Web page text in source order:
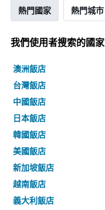
熱門國家 熱門城市
我們使用者搜索的國家
澳洲飯店
台灣飯店
中國飯店
日本飯店
韓國飯店
美國飯店
新加坡飯店
越南飯店
義大利飯店